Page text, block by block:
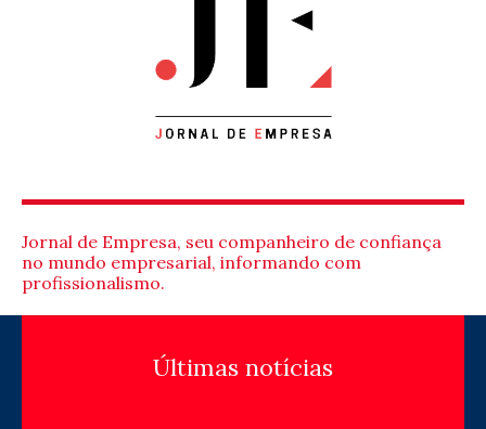
Jornal de Empresa, seu companheiro de confiança
no mundo empresarial, informando com
profissionalismo.
Últimas notícias